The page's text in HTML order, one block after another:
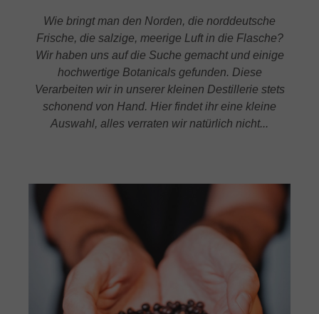
Wie bringt man den Norden, die norddeutsche
Frische, die salzige, meerige Luft in die Flasche?
Wir haben uns auf die Suche gemacht und einige
hochwertige Botanicals gefunden. Diese
Verarbeiten wir in unserer kleinen Destillerie stets
schonend von Hand. Hier findet ihr eine kleine
Auswahl, alles verraten wir natürlich nicht...